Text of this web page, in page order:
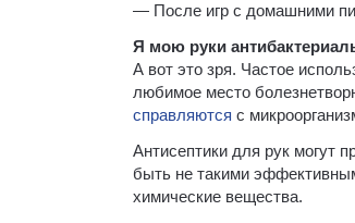
— После игр с домашними
Я мою руки
А вот это зря. Частое
любимое место
справляются с
Антисептики для рук могут
быть не такими
химические вещества.